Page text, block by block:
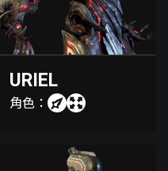
URIEL
角色：